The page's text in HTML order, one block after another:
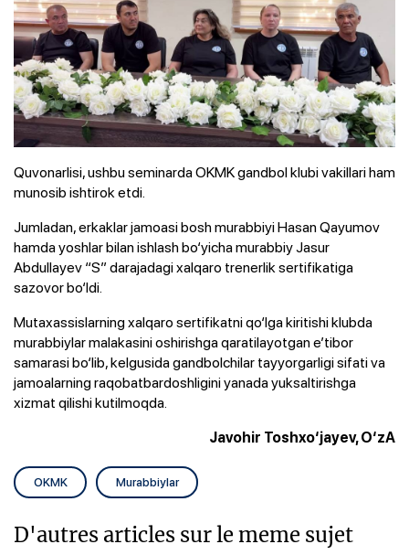
Quvonarlisi, ushbu seminarda OKMK gandbol klubi vakillari ham
munosib ishtirok etdi.
Jumladan, erkaklar jamoasi bosh murabbiyi Hasan Qayumov
hamda yoshlar bilan ishlash bo‘yicha murabbiy Jasur
Abdullayev “S” darajadagi xalqaro trenerlik sertifikatiga
sazovor bo‘ldi.
Mutaxassislarning xalqaro sertifikatni qo‘lga kiritishi klubda
murabbiylar malakasini oshirishga qaratilayotgan e’tibor
samarasi bo‘lib, kelgusida gandbolchilar tayyorgarligi sifati va
jamoalarning raqobatbardoshligini yanada yuksaltirishga
xizmat qilishi kutilmoqda.
Javohir Toshxo‘jayev, O‘zA
OKMK Murabbiylar
D'autres articles sur le meme sujet